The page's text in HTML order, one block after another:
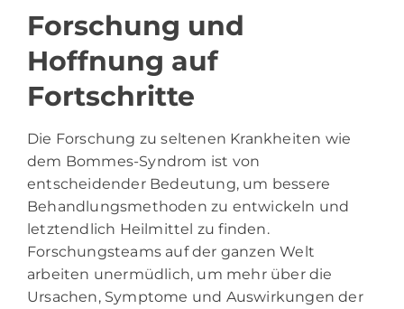
Forschung und
Hoffnung auf
Fortschritte
Die Forschung zu seltenen Krankheiten wie
dem Bommes-Syndrom ist von
entscheidender Bedeutung, um bessere
Behandlungsmethoden zu entwickeln und
letztendlich Heilmittel zu finden.
Forschungsteams auf der ganzen Welt
arbeiten unermüdlich, um mehr über die
Ursachen, Symptome und Auswirkungen der